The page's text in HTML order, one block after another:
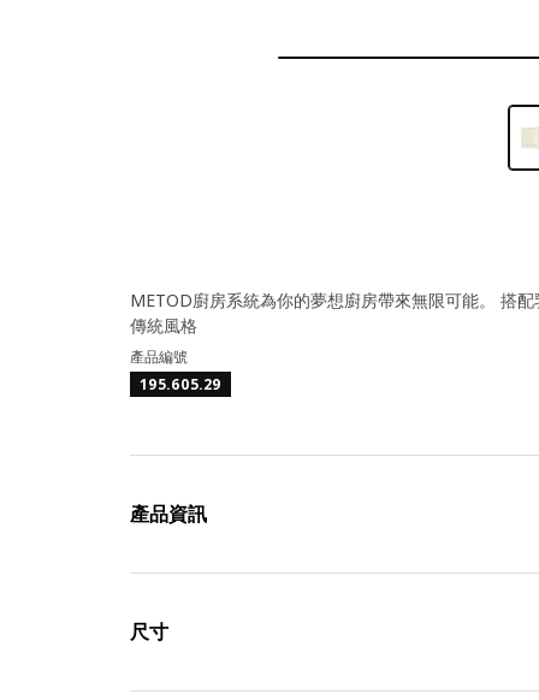
METOD廚房系統為你的夢想廚房帶來無限可能。 搭
傳統風格
產品編號
195.605.29
產品資訊
尺寸